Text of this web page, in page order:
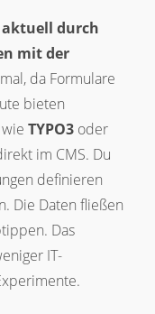
aktuell durch
mit der
da Formulare
bieten
TYPO3 oder
im CMS. Du
definieren
Die Daten fließen
Das
IT-